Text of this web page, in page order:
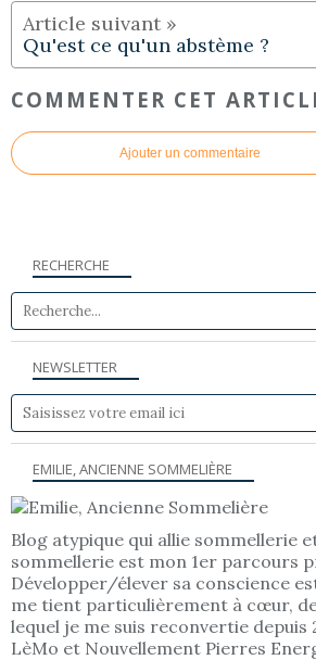
Qu'est ce qu'un abstème ?
COMMENTER CET
Ajouter un commentaire
NEWSLETTER
RECHERCHE
EMILIE, ANCIENNE SOMMELIÈRE
Blog atypique qui allie sommellerie
sommellerie est mon 1er parcours
Développer/élever sa conscience
me tient particulièrement à cœur,
lequel je me suis reconvertie depuis
LèMo et Nouvellement Pierres